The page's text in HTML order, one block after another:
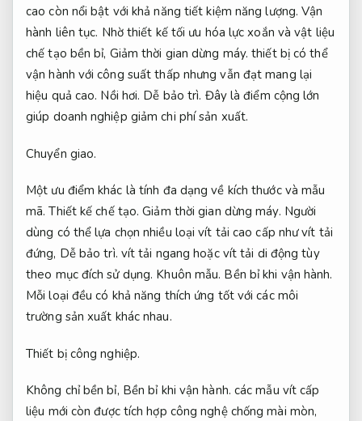
cao còn nổi bật với khả năng tiết kiệm năng lượng.Vận
hành liên tục. Nhờ thiết kế tối ưu hóa lực xoắn và vật liệu
chế tạo bền bỉ, Giảm thời gian dừng máy. thiết bị có thể
vận hành với công suất thấp nhưng vẫn đạt mang lại
hiệu quả cao. Nồi hơi. Dễ bảo trì. Đây là điểm cộng lớn
giúp doanh nghiệp giảm chi phí sản xuất.
Chuyển giao.
Một ưu điểm khác là tính đa dạng về kích thước và mẫu
mã.Thiết kế chế tạo. Giảm thời gian dừng máy. Người
dùng có thể lựa chọn nhiều loại vít tải cao cấp như vít tải
đứng, Dễ bảo trì. vít tải ngang hoặc vít tải di động tùy
theo mục đích sử dụng. Khuôn mẫu. Bền bỉ khi vận hành.
Mỗi loại đều có khả năng thích ứng tốt với các môi
trường sản xuất khác nhau.
Thiết bị công nghiệp.
Không chỉ bền bỉ, Bền bỉ khi vận hành. các mẫu vít cấp
liệu mới còn được tích hợp công nghệ chống mài mòn,